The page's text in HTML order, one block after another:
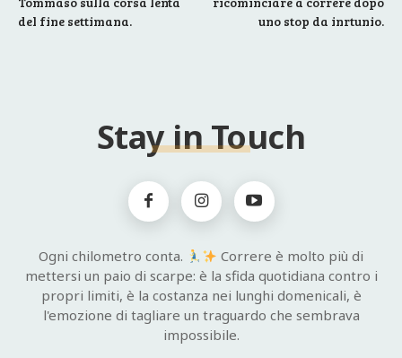
del fine settimana.
uno stop da inrtunio.
Stay in Touch
Ogni chilometro conta.
Correre è molto più di
mettersi un paio di scarpe: è la sfida quotidiana contro i
propri limiti, è la costanza nei lunghi domenicali, è
l'emozione di tagliare un traguardo che sembrava
impossibile.